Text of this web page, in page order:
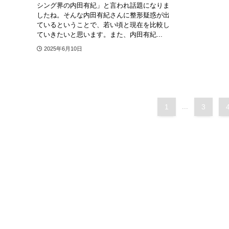
シング界の内田有紀」と言われ話題になりま
したね。そんな内田有紀さんに整形疑惑が出
ているということで、若い頃と現在を比較し
ていきたいと思います。また、内田有紀...
2025年6月10日
1 ... 3 4